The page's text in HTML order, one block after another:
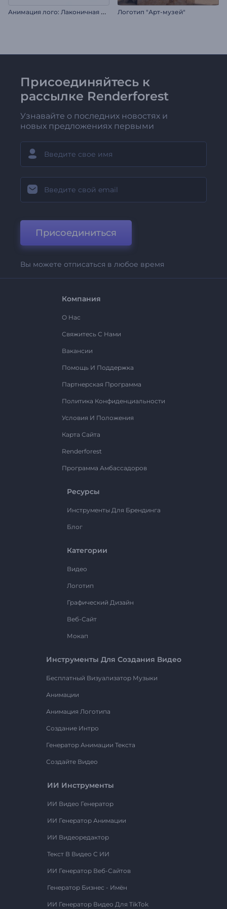
А
нимация лого: Лаконичная форма Логотип "Арт-музей"
Присоединяйтесь к
рассылке Renderforest
Узнавайте о последних новостях и
новых предложениях первыми
Присоединиться
Вы можете отписаться в любое время
Компания
О Нас
Свяжитесь С Нами
Вакансии
Помощь И Поддержка
Партнерская Программа
Политика Конфиденциальности
Условия И Положения
Карта Сайта
Renderforest
Программа Амбассадоров
Ресурсы
Инструменты Для Брендинга
Блог
Категории
Видео
Логотип
Графический Дизайн
Веб-Сайт
Мокап
Инструменты Для Создания Видео
Бесплатный Визуализатор Музыки
Анимации
Анимация Логотипа
Создание Интро
Генератор Анимации Текста
Создайте Видео
ИИ Инструменты
ИИ Видео Генератор
ИИ Генератор Анимации
ИИ Видеоредактор
Текст В Видео С ИИ
ИИ Генератор Веб-Сайтов
Генератор Бизнес - Имён
ИИ Генератор Видео Для TikTok